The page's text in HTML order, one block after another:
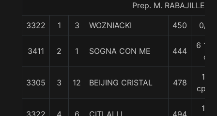
Prep. M. RABAJILLE D.
3322 1 3 WOZNIACKI 450 0/0
3411 2 1 SOGNA CON ME 444
6 1/2
c
3305 3 12 BEIJING CRISTAL 478
12
cpos
3322 4 6 CITLALLI 494
12